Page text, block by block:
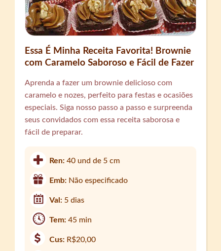
Essa É Minha Receita Favorita! Brownie
com Caramelo Saboroso e Fácil de Fazer
Aprenda a fazer um brownie delicioso com
caramelo e nozes, perfeito para festas e ocasiões
especiais. Siga nosso passo a passo e surpreenda
seus convidados com essa receita saborosa e
fácil de preparar.
Ren:40 und de 5 cm
Emb: Não especificado
Val: 5 dias
Tem:45 min
Cus: R$20,00